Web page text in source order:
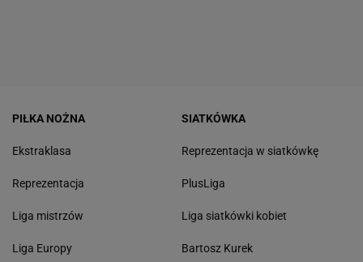
PIŁKA NOŻNA
Ekstraklasa
Reprezentacja
Liga mistrzów
Liga Europy
SIATKÓWKA
Reprezentacja w siatkówkę
PlusLiga
Liga siatkówki kobiet
Bartosz Kurek